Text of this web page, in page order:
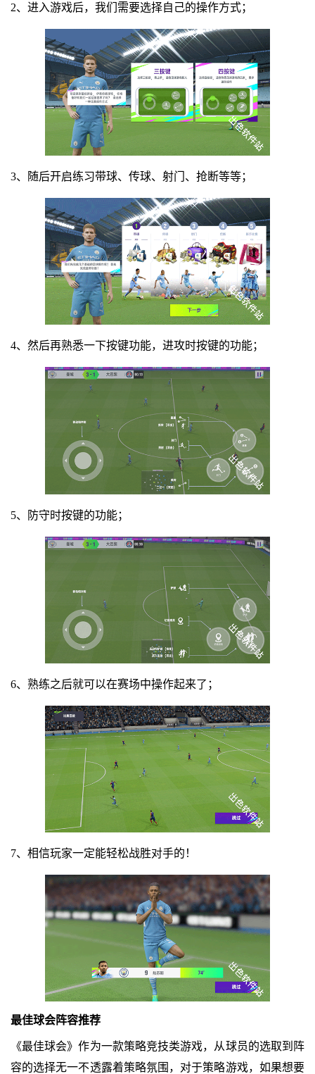
2、进入游戏后，我们需要选择自己的操作方式；
3、随后开启练习带球、传球、射门、抢断等等；
4、然后再熟悉一下按键功能，进攻时按键的功能；
5、防守时按键的功能；
6、熟练之后就可以在赛场中操作起来了；
7、相信玩家一定能轻松战胜对手的！
最佳球会阵容推荐
《最佳球会》作为一款策略竞技类游戏，从球员的选取到阵
容的选择无一不透露着策略氛围，对于策略游戏，如果想要